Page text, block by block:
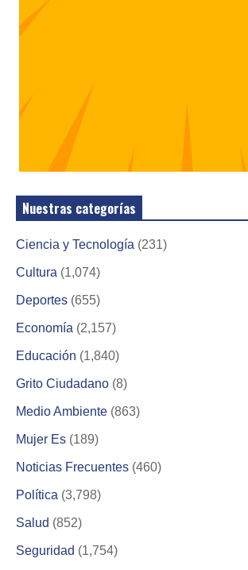
Nuestras categorías
Ciencia y Tecnología (231)
Cultura (1,074)
Deportes (655)
Economía (2,157)
Educación (1,840)
Grito Ciudadano (8)
Medio Ambiente (863)
Mujer Es (189)
Noticias Frecuentes (460)
Política (3,798)
Salud (852)
Seguridad (1,754)